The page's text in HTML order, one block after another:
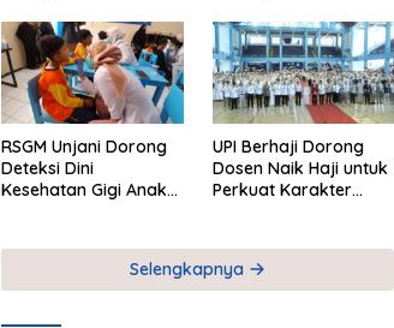
RSGM Unjani Dorong
Deteksi Dini
Kesehatan Gigi Anak
UPI Berhaji Dorong
Dosen Naik Haji untuk
Perkuat Karakter
Selengkapnya